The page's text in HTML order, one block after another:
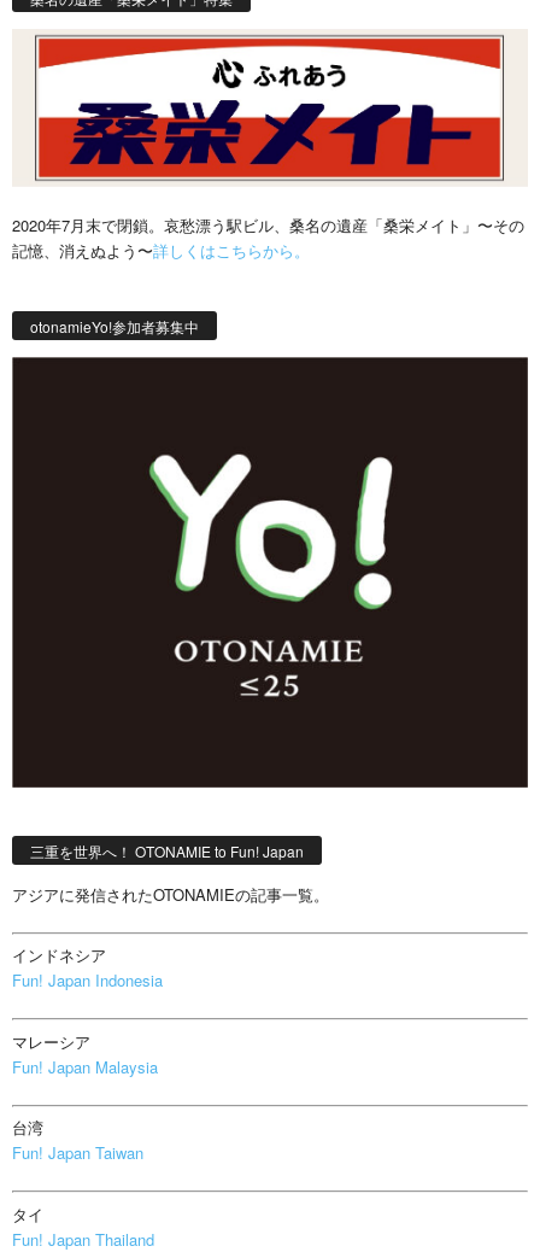
2020年7月末で閉鎖。哀愁漂う駅ビル、桑名の遺産「桑栄メイト」〜その
記憶、消えぬよう〜詳しくはこちらから。
otonamieYo!参加者募集中
三重を世界へ！ OTONAMIE to Fun! Japan
アジアに発信されたOTONAMIEの記事一覧。
インドネシア
Fun! Japan Indonesia
マレーシア
Fun! Japan Malaysia
台湾
Fun! Japan Taiwan
タイ
Fun! Japan Thailand